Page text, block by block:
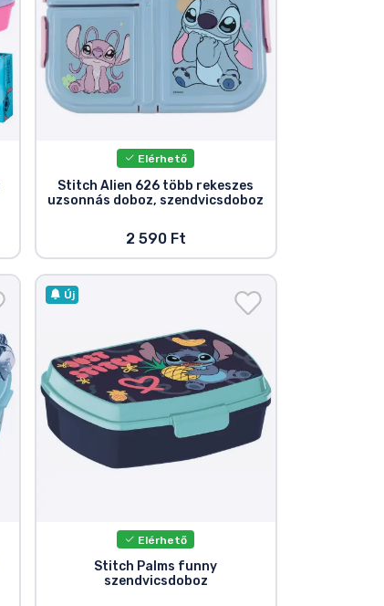
Elérhető
Stitch Alien 626 több rekeszes
uzsonnás doboz, szendvicsdoboz
2 590 Ft
Új
Elérhető
Stitch Palms funny
szendvicsdoboz